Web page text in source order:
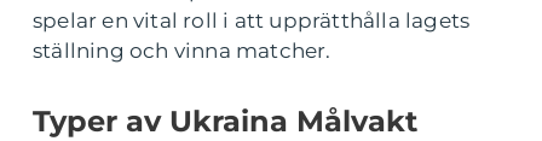
spelar en vital roll i att upprätthålla lagets
ställning och vinna matcher.
Typer av Ukraina Målvakt